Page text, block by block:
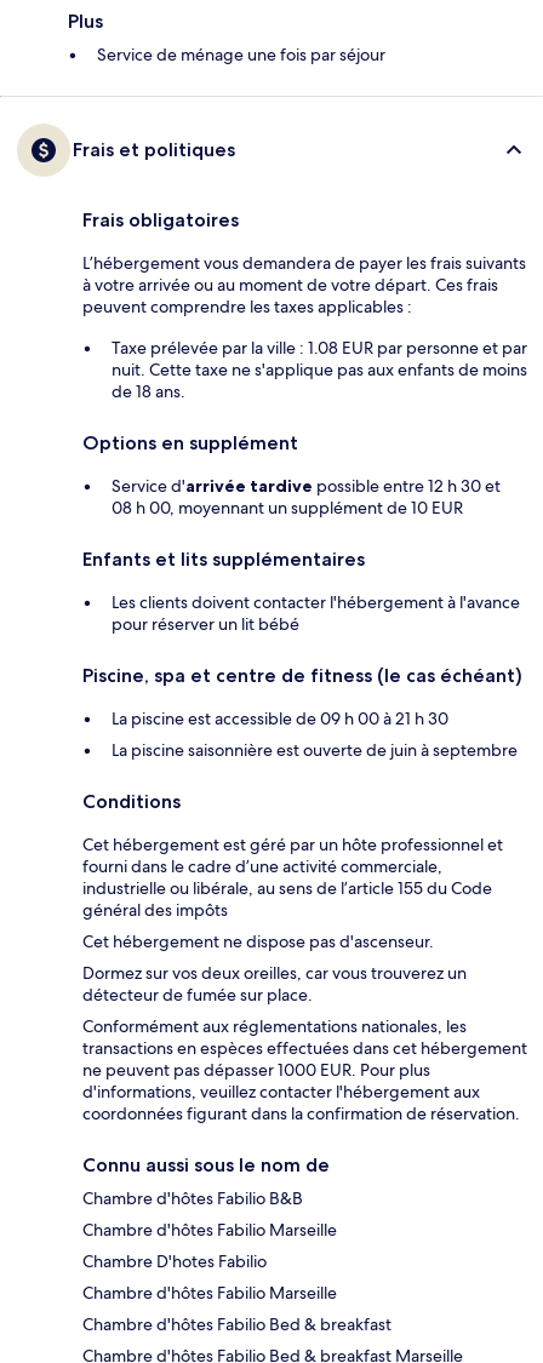
Plus
Service de ménage une fois par séjour
Frais et politiques
Frais obligatoires
L’hébergement vous demandera de payer les frais suivants
à votre arrivée ou au moment de votre départ. Ces frais
peuvent comprendre les taxes applicables :
Taxe prélevée par la ville : 1.08 EUR par personne et par
nuit. Cette taxe ne s'applique pas aux enfants de moins
de 18 ans.
Options en supplément
Service d'arrivée tardive possible entre 12 h 30 et
08 h 00, moyennant un supplément de 10 EUR
Enfants et lits supplémentaires
Les clients doivent contacter l'hébergement à l'avance
pour réserver un lit bébé
Piscine, spa et centre de fitness (le cas échéant)
La piscine est accessible de 09 h 00 à 21 h 30
La piscine saisonnière est ouverte de juin à septembre
Conditions
Cet hébergement est géré par un hôte professionnel et
fourni dans le cadre d’une activité commerciale,
industrielle ou libérale, au sens de l’article 155 du Code
général des impôts
Cet hébergement ne dispose pas d'ascenseur.
Dormez sur vos deux oreilles, car vous trouverez un
détecteur de fumée sur place.
Conformément aux réglementations nationales, les
transactions en espèces effectuées dans cet hébergement
ne peuvent pas dépasser 1000 EUR. Pour plus
d'informations, veuillez contacter l'hébergement aux
coordonnées figurant dans la confirmation de réservation.
Connu aussi sous le nom de
Chambre d'hôtes Fabilio B&B
Chambre d'hôtes Fabilio Marseille
Chambre D'hotes Fabilio
Chambre d'hôtes Fabilio Marseille
Chambre d'hôtes Fabilio Bed & breakfast
Chambre d'hôtes Fabilio Bed & breakfast Marseille